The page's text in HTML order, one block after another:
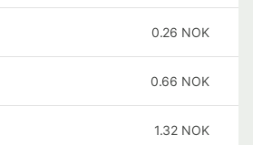
0.26 NOK
0.66 NOK
1.32 NOK